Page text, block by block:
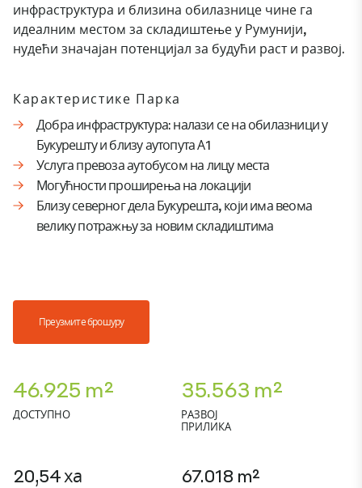
инфраструктура и близина обилазнице чине га
идеалним местом за складиштење у Румунији,
нудећи значајан потенцијал за будући раст и развој.
Карактеристике Парка
Добра инфраструктура: налази се на обилазници у
Букурешту и близу аутопута А1
Услуга превоза аутобусом на лицу места
Могућности проширења на локацији
Близу северног дела Букурешта, који има веома
велику потражњу за новим складиштима
Преузмите брошуру
46.925 m²
ДОСТУПНО
35.563 m²
РАЗВОЈ
ПРИЛИКА
20,54 ха 67.018 m²